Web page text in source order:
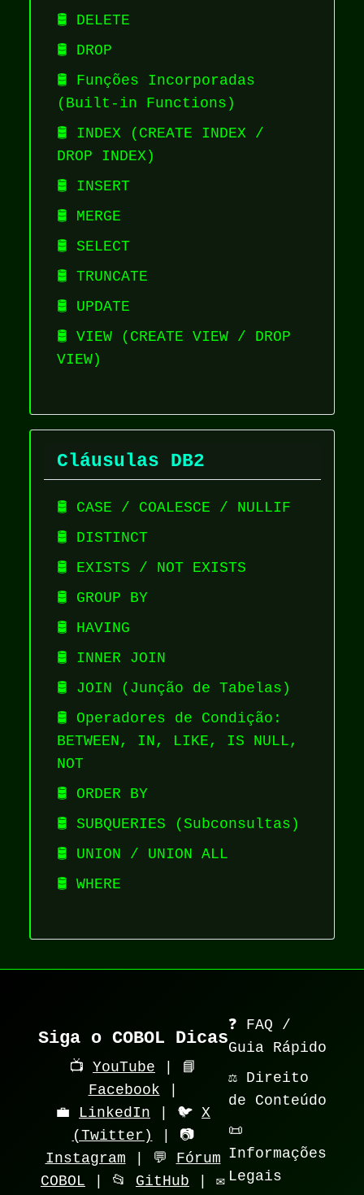
🛢️ DELETE
🛢️ DROP
🛢️ Funções Incorporadas
(Built-in Functions)
🛢️ INDEX (CREATE INDEX /
DROP INDEX)
🛢️ INSERT
🛢️ MERGE
🛢️ SELECT
🛢️ TRUNCATE
🛢️ UPDATE
🛢️ VIEW (CREATE VIEW / DROP
VIEW)
Cláusulas DB2
🛢️ CASE / COALESCE / NULLIF
🛢️ DISTINCT
🛢️ EXISTS / NOT EXISTS
🛢️ GROUP BY
🛢️ HAVING
🛢️ INNER JOIN
🛢️ JOIN (Junção de Tabelas)
🛢️ Operadores de Condição:
BETWEEN, IN, LIKE, IS NULL,
NOT
🛢️ ORDER BY
🛢️ SUBQUERIES (Subconsultas)
🛢️ UNION / UNION ALL
🛢️ WHERE
Siga o COBOL Dicas
📺 YouTube | 📘
Facebook
💼 LinkedIn | 🐦 X
(Twitter)
| 📷
Instagram | 💬 Fórum
COBOL | 📂 GitHub | ✉️
❓ FAQ /
Guia Rápido
⚖️ Direito
de Conteúdo
📜
Informações
Legais